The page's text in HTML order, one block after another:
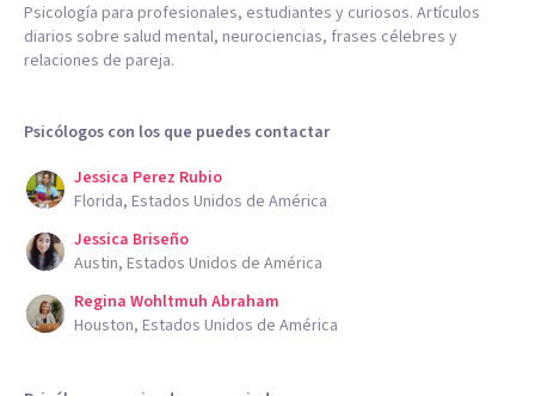
Psicología para profesionales, estudiantes y curiosos. Artículos
diarios sobre salud mental, neurociencias, frases célebres y
relaciones de pareja.
Psicólogos con los que puedes contactar
Jessica Perez Rubio
Florida, Estados Unidos de América
Jessica Briseño
Austin, Estados Unidos de América
Regina Wohltmuh Abraham
Houston, Estados Unidos de América